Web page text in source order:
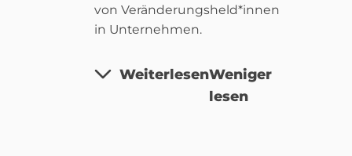
von Veränderungsheld*innen
in Unternehmen.
WeiterlesenWeniger
lesen